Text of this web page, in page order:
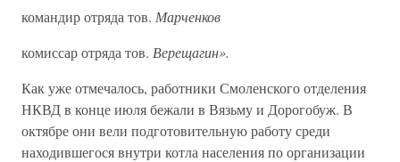
командир отряда тов. Марченков
комиссар отряда тов. Верещагин».
Как уже отмечалось, работники Смоленского отделения
НКВД в конце июля бежали в Вязьму и Дорогобуж. В
октябре они вели подготовительную работу среди
находившегося внутри котла населения по организации